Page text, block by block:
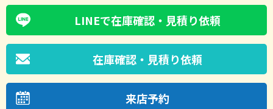
LINEで在庫確認・見積り依頼
在庫確認・見積り依頼
来店予約